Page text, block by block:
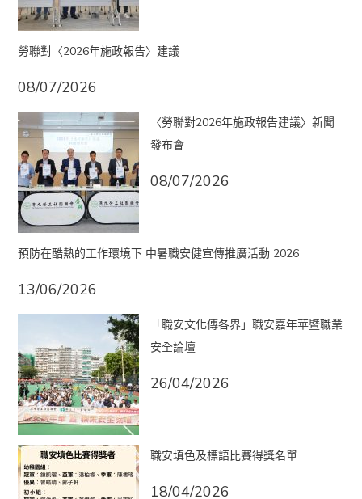
勞聯對〈2026年施政報告〉建議
08/07/2026
〈勞聯對2026年施政報告建議〉新聞
發布會
08/07/2026
預防在酷熱的工作環境下 中暑職安健宣傳推廣活動 2026
13/06/2026
「職安文化傳各界」職安嘉年華暨職業
安全論壇
26/04/2026
職安填色及標語比賽得獎名單
18/04/2026